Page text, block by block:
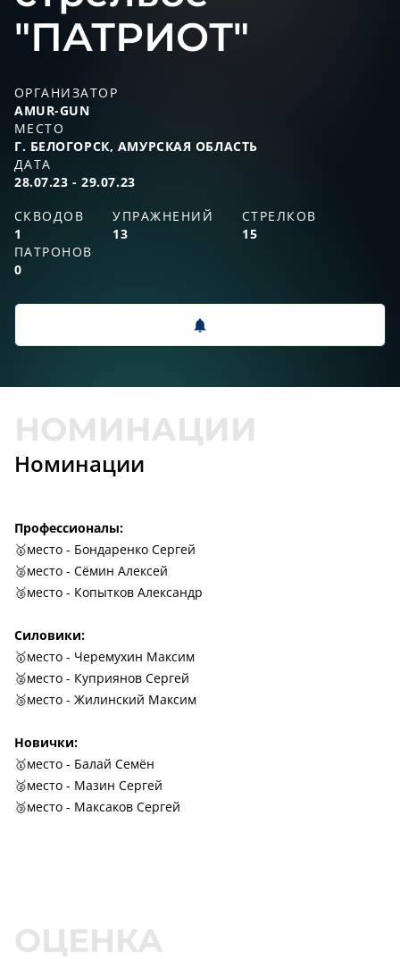
"ПАТРИОТ"
ОРГАНИЗАТОР
AMUR-GUN
МЕСТО
Г. БЕЛОГОРСК, АМУРСКАЯ ОБЛАСТЬ
ДАТА
28.07.23 - 29.07.23
СКВОДОВ
1
УПРАЖНЕНИЙ
13
СТРЕЛКОВ
15
ПАТРОНОВ
0
Номинации
Профессионалы:
🥇место - Бондаренко Сергей
🥈место - Сёмин Алексей
🥉место - Копытков Александр
Силовики:
🥇место - Черемухин Максим
🥈место - Куприянов Сергей
🥉место - Жилинский Максим
Новички:
🥇место - Балай Семён
🥈место - Мазин Сергей
🥉место - Максаков Сергей